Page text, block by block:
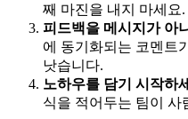
째 마진을 내지 마세요.
피드백을 메시지가 아
에 동기화되는 코멘트
낫습니다.
노하우를 담기 시작하
식을 적어두는 팀이 사